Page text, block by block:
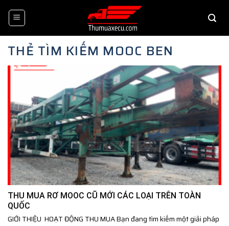
THẺ TÌM KIẾM MOOC BEN
THU MUA RƠ MOOC CŨ MỚI CÁC LOẠI TRÊN TOÀN
QUỐC
GIỚI THIỆU HOẠT ĐỘNG THU MUA Bạn đang tìm kiếm một giải pháp